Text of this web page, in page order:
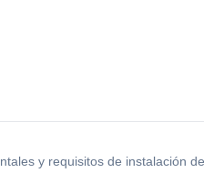
y requisitos de instalación